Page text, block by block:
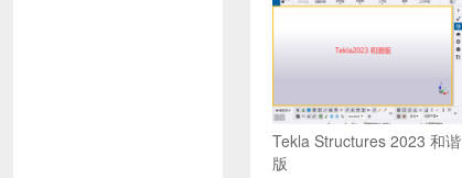
Tekla Structures 2023 和谐
版